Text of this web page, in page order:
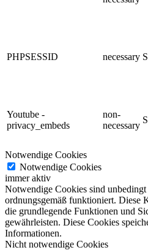
PHPSESSID necessary
Youtube -
privacy_embeds
non-
necessary
Notwendige Cookies
Notwendige Cookies
immer aktiv
Notwendige Cookies sind
ordnungsgemäß funktioniert. Diese
die grundlegende Funktionen und
gewährleisten. Diese Cookies
Informationen.
Nicht notwendige Cookies